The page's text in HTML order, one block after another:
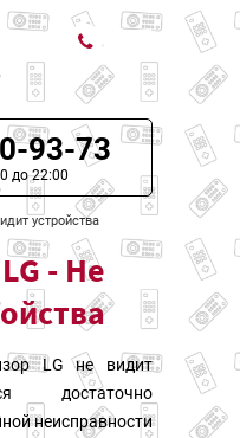
93-73
до 22:00
устройства
- Не
LG не видит
достаточно
неисправности